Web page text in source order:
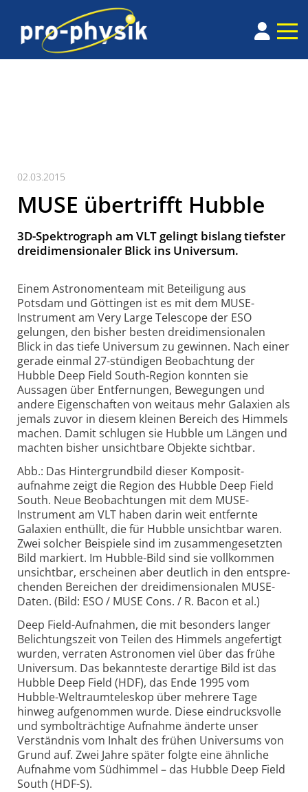
02.03.2015
MUSE übertrifft Hubble
3D-Spektrograph am VLT gelingt bis­lang tiefs­ter
drei­dimensio­naler Blick ins Uni­versum.
Einem Astronomenteam mit Beteiligung aus
Potsdam und Göttingen ist es mit dem MUSE-
Instrument am Very Large Telescope der ESO
gelungen, den bisher besten dreidimen­sionalen
Blick in das tiefe Universum zu gewinnen. Nach einer
gerade einmal 27-stündigen Beob­achtung der
Hubble Deep Field South-Region konnten sie
Aussagen über Entfer­nungen, Bewegungen und
andere Eigen­schaften von weitaus mehr Galaxien als
jemals zuvor in diesem kleinen Bereich des Himmels
machen. Damit schlugen sie Hubble um Längen und
machten bisher unsicht­bare Objekte sichtbar.
Abb.: Das Hintergrundbild dieser Komposit­
aufnahme zeigt die Region des Hubble Deep Field
South. Neue Beobach­tungen mit dem MUSE-
Instrument am VLT haben darin weit entfernte
Galaxien enthüllt, die für Hubble unsichtbar waren.
Zwei solcher Beispiele sind im zusammen­gesetzten
Bild markiert. Im Hubble-Bild sind sie vollkommen
unsichtbar, erscheinen aber deutlich in den entspre­
chenden Bereichen der dreidimen­sionalen MUSE-
Daten. (Bild: ESO / MUSE Cons. / R. Bacon et al.)
Deep Field-Aufnahmen, die mit besonders langer
Belichtungs­zeit von Teilen des Himmels angefertigt
wurden, verraten Astronomen viel über das frühe
Universum. Das bekannteste derartige Bild ist das
Hubble Deep Field (HDF), das Ende 1995 vom
Hubble-Weltraum­teleskop über mehrere Tage
hinweg aufgenommen wurde. Diese eindrucks­volle
und symbolträchtige Aufnahme änderte unser
Verständnis vom Inhalt des frühen Universums von
Grund auf. Zwei Jahre später folgte eine ähnliche
Aufnahme vom Südhimmel – das Hubble Deep Field
South (HDF-S).